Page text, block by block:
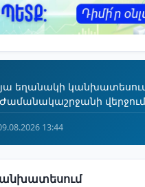
եղանակի
վերջում՝
13:44